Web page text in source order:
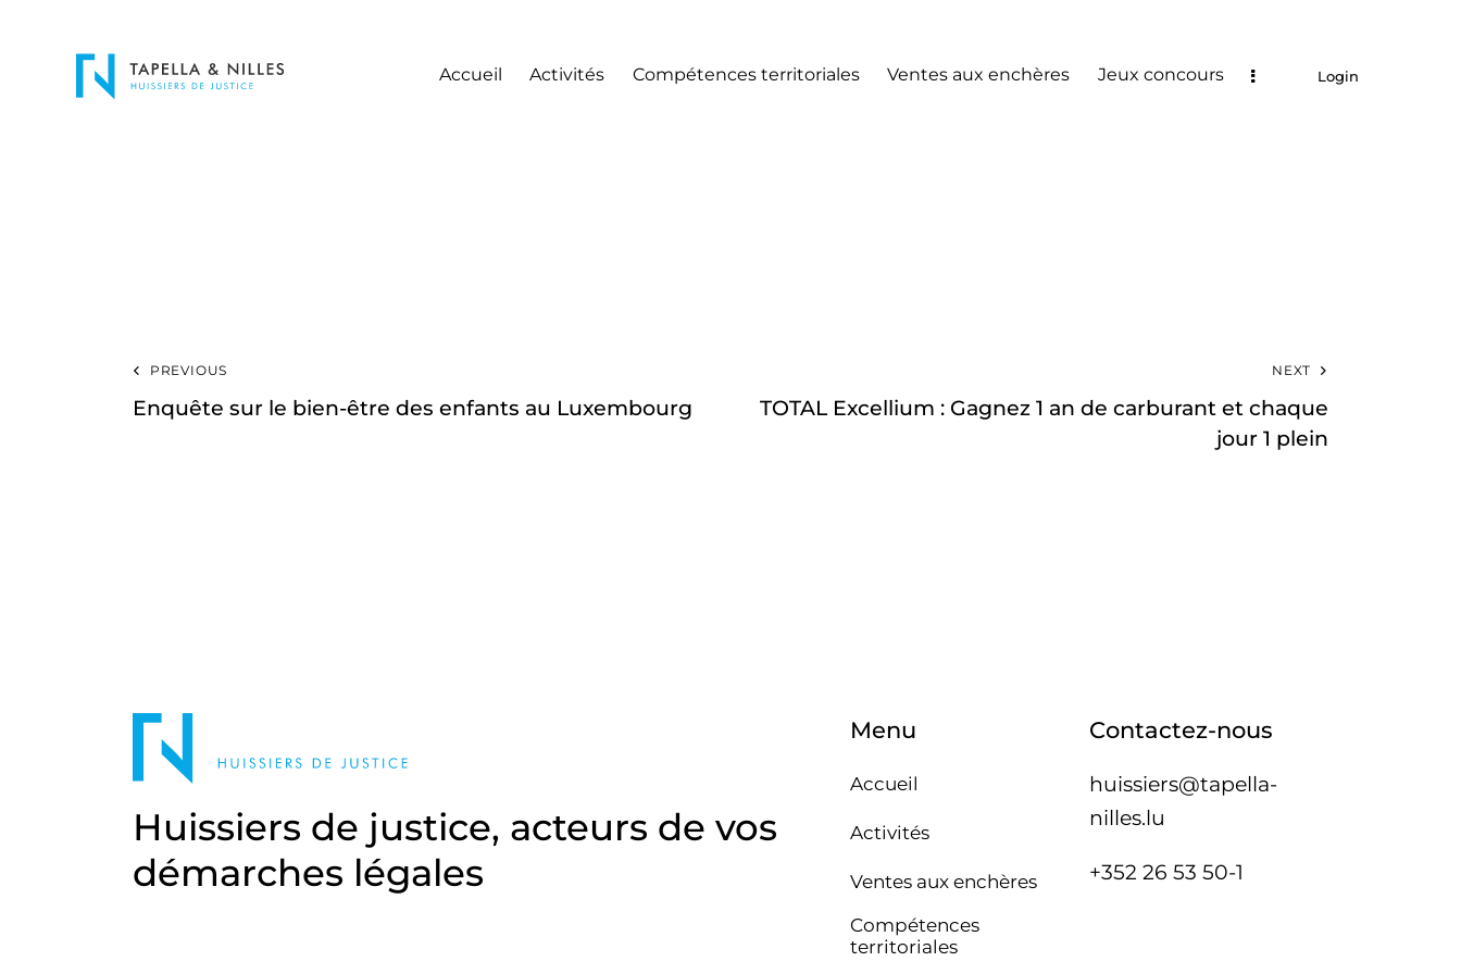
Accueil Activités Compétences territoriales Ventes aux enchères Jeux concours Login
PREVIOUS
Enquête sur le bien-être des enfants au Luxembourg
NEXT
TOTAL Excellium : Gagnez 1 an de carburant et chaque
jour 1 plein
Huissiers de justice, acteurs de vos
démarches légales
Menu
Accueil
Activités
Ventes aux enchères
Compétences
territoriales
Contactez-nous
huissiers@tapella-
nilles.lu
+352 26 53 50-1